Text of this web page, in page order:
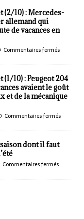
(2/10) : Mercedes-
allemand qui
de vacances en
Commentaires fermés
(1/10) : Peugeot 204
avaient le goût
et de la mécanique
Commentaires fermés
dont il faut
Commentaires fermés